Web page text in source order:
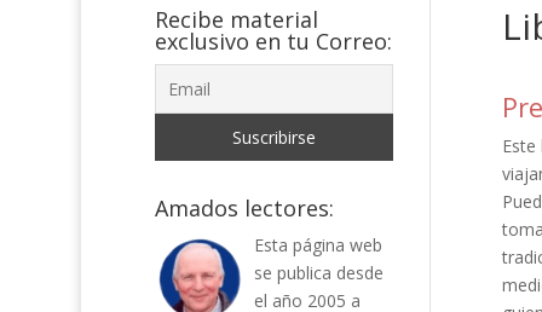
Recibe material
exclusivo en tu Correo:
Amados lectores:
Esta página web
se publica desde
el año 2005 a